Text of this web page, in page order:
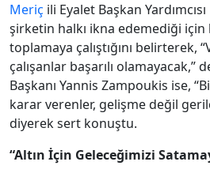
Meriç ili Eyalet Başkan
şirketin halkı ikna edemediği için
toplamaya çalıştığını belirterek,
çalışanlar başarılı olamayacak,”
Başkanı Yannis Zampoukis ise,
karar verenler, gelişme değil
diyerek sert konuştu.
“Altın İçin Geleceğimizi